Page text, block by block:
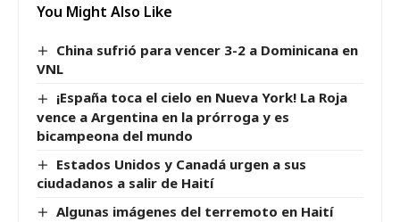
You Might Also Like
China sufrió para vencer 3-2 a Dominicana en
VNL
¡España toca el cielo en Nueva York! La Roja
vence a Argentina en la prórroga y es
bicampeona del mundo
Estados Unidos y Canadá urgen a sus
ciudadanos a salir de Haití
Algunas imágenes del terremoto en Haití